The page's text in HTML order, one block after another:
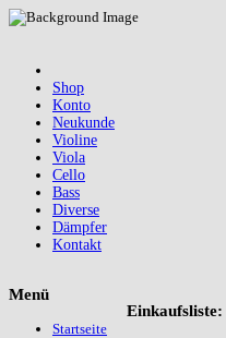
Shop
Konto
Neukunde
Violine
Viola
Cello
Bass
Diverse
Dämpfer
Kontakt
Einkaufsliste:
Menü
Startseite